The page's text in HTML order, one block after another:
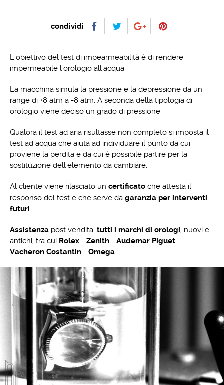
condividi
L'obiettivo del test di impearmeabilità è di rendere
impermeabile l'orologio all'acqua.
La macchina simula la pressione e la depressione da un
range di +8 atm a -8 atm. A seconda della tipologia di
orologio viene deciso un grado di pressione.
Qualora il test ad aria risultasse non completo si imposta il
test ad acqua che aiuta ad individuare il punto da cui
proviene la perdita e da cui è possibile partire per la
sostituzione dell'elemento da cambiare.
Al cliente viene rilasciato un certificato che attesta il
responso del test e che serve da garanzia per interventi
futuri
Assistenza post vendita: tutti i marchi di orologi , nuovi e
antichi, tra cui Rolex - Zenith - Audemar Piguet -
Vacheron Costantin - Omega